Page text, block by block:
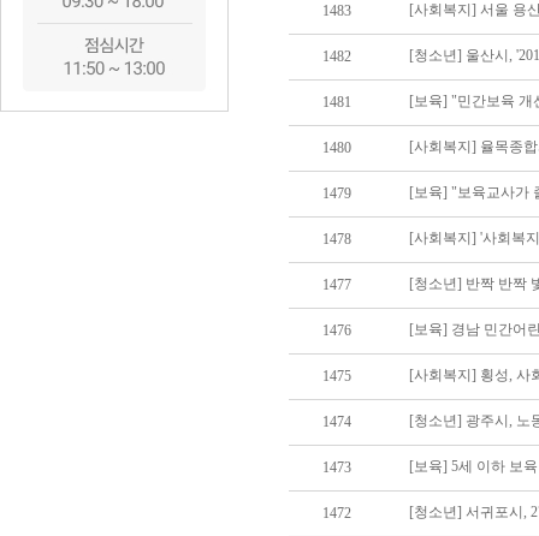
1483 [사회복지] 서울 용
1482 [청소년] 울산시,
1481 [보육] "민간보육 개
1480 [사회복지] 율목종
1479 [보육] "보육교사가
1478 [사회복지] '사회복
1477 [청소년] 반짝 반짝
1476 [보육] 경남 민간어
1475 [사회복지] 횡성, 사
1474 [청소년] 광주시, 노
1473 [보육] 5세 이하 보
1472 [청소년] 서귀포시,